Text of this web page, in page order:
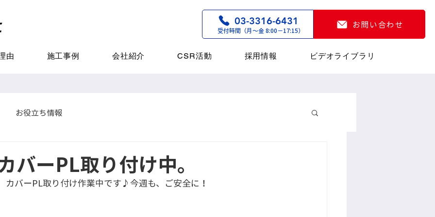
03-3316-6431 お問い合わせ
受付時間（月〜金 8:00−17:15）
由 施工事例 会社紹介 CSR活動 採用情報 ビデオライブラリ
お役立ち情報
バーPL取り付け中。
カバーPL取り付け作業中です♪今週も、ご安全に！